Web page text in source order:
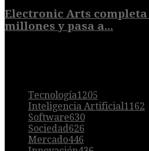
Electronic Arts completa
millones y pasa a...
Tecnología1205
Inteligencia Artificial1162
Software630
Sociedad626
Mercado446